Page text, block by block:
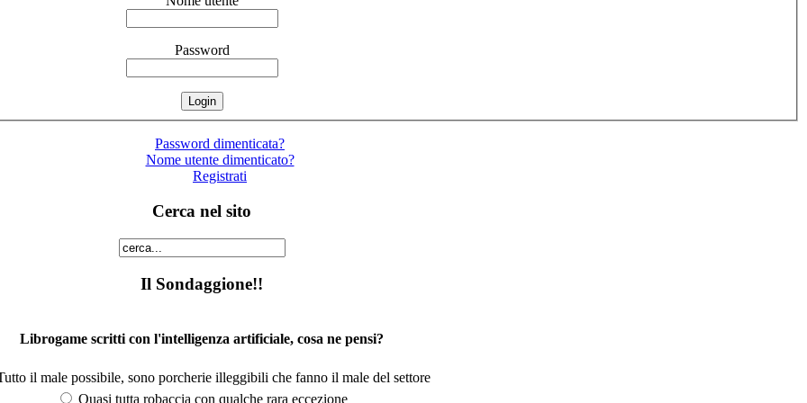
Password
Password dimenticata?
Nome utente dimenticato?
Registrati
Cerca nel sito
Il Sondaggione!!
Librogame scritti con l'intelligenza artificiale, cosa ne pensi?
il male possibile, sono porcherie illeggibili che fanno il male del settore
Quasi tutta robaccia con qualche rara eccezione